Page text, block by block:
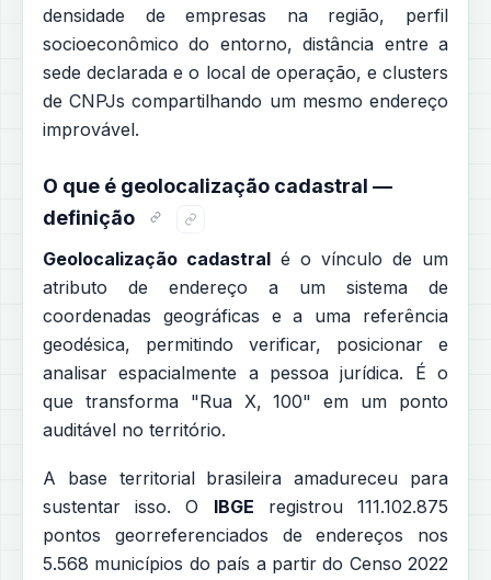
densidade de empresas na região, perfil
socioeconômico do entorno, distância entre a
sede declarada e o local de operação, e clusters
de CNPJs compartilhando um mesmo endereço
improvável.
O que é geolocalização cadastral —
definição
Geolocalização cadastral é o vínculo de um
atributo de endereço a um sistema de
coordenadas geográficas e a uma referência
geodésica, permitindo verificar, posicionar e
analisar espacialmente a pessoa jurídica. É o
que transforma "Rua X, 100" em um ponto
auditável no território.
A base territorial brasileira amadureceu para
sustentar isso. O IBGE registrou 111.102.875
pontos georreferenciados de endereços nos
5.568 municípios do país a partir do Censo 2022